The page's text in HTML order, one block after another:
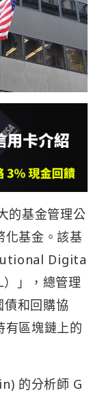
的基金管理公
化基金。該基
Digita
」，總管理
和回購協
有區塊鏈上的
的分析師 G